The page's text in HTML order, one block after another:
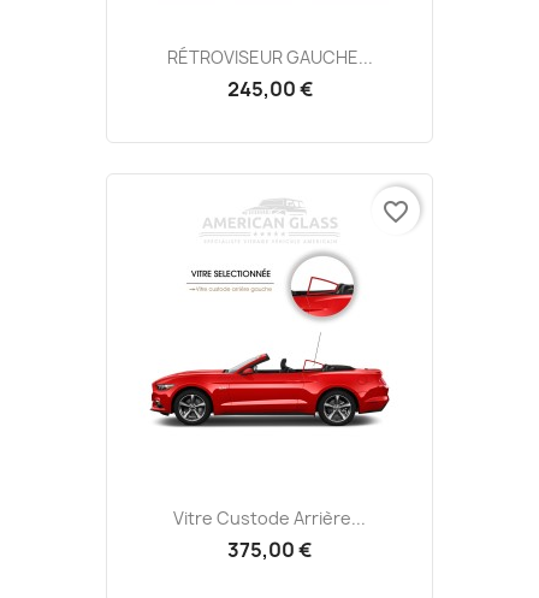
RÉTROVISEUR GAUCHE...
245,00 €
Vitre Custode Arrière...
375,00 €
favorite_border